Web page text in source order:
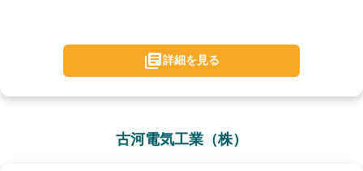
詳細を見る
古河電気工業（株）